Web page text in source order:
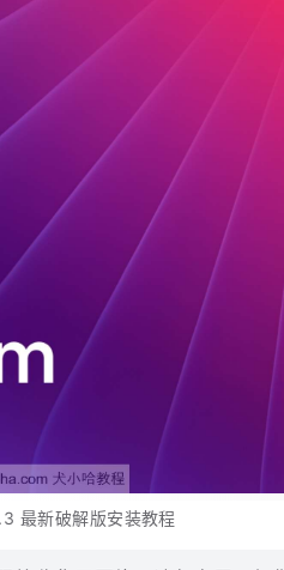
最新破解版安装教程